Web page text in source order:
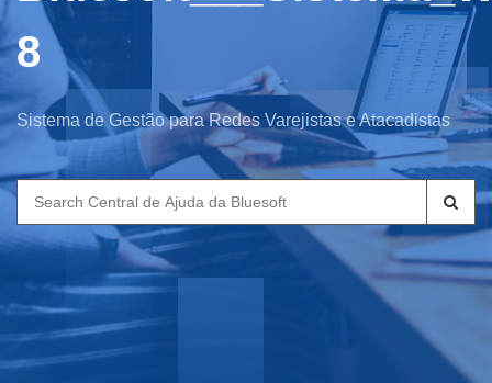
8
Sistema de Gestão para Redes Varejistas e Atacadistas
Search
for: